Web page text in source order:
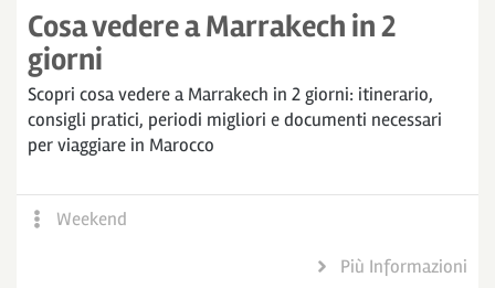
Cosa vedere a Marrakech in 2
giorni
Scopri cosa vedere a Marrakech in 2 giorni: itinerario,
consigli pratici, periodi migliori e documenti necessari
per viaggiare in Marocco
Weekend
Più Informazioni